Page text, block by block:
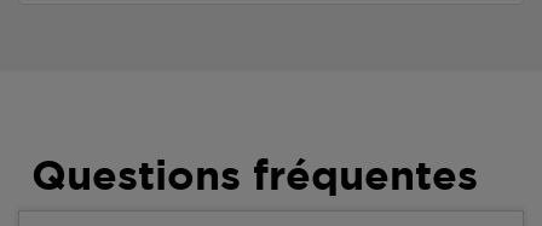
Questions fréquentes